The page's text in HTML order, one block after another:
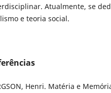
Atualmente, se
e teoria social.
Henri. Matéria e